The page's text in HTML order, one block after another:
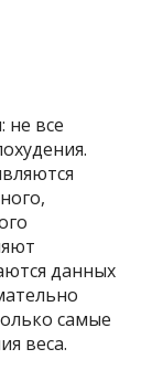
не все
данных
самые
веса.